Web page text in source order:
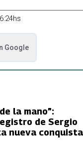
Google
la mano”:
de Sergio
nueva conquista